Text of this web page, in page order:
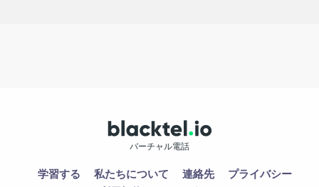
バーチャル電話
学習する 私たちについて 連絡先
プライバシー